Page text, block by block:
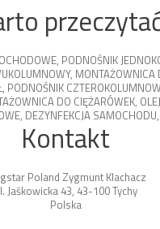
, PODNOŚNIK
, MONTAŻOWNICA
, PODNOŚNIK
DO CIĘŻARÓWEK,
, DEZYNFEKCJA SAMOCHODU,
Kontakt
Poland Zygmunt Klachacz
Jaśkowicka 43, 43-100 Tychy
Polska